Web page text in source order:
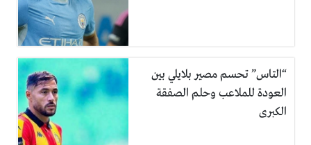
“التاس” تحسم مصير بلايلي بين
العودة للملاعب وحلم الصفقة
الكبرى